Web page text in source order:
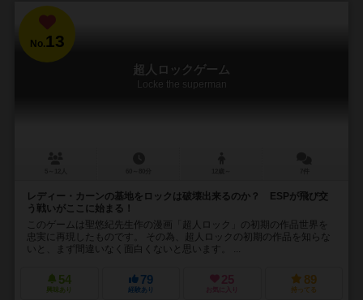
No.13
超人ロックゲーム
Locke the superman
レディー・カーンの基地をロックは破壊出来るのか？ ESPが飛び交
う戦いがここに始まる！
このゲームは聖悠紀先生作の漫画「超人ロック」の初期の作品世界を
忠実に再現したものです。 その為、超人ロックの初期の作品を知らな
いと、まず間違いなく面白くないと思います。 ...
54
興味あり
79
経験あり
25
お気に入り
89
持ってる